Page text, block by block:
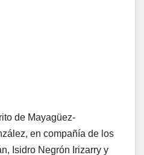
de Mayagüez-
en compañía de los
Isidro Negrón Irizarry y